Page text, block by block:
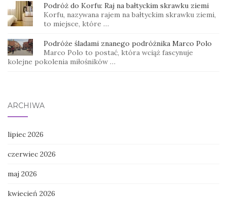
Podróż do Korfu: Raj na bałtyckim skrawku ziemi
Korfu, nazywana rajem na bałtyckim skrawku ziemi,
to miejsce, które …
Podróże śladami znanego podróżnika Marco Polo
Marco Polo to postać, która wciąż fascynuje
kolejne pokolenia miłośników …
ARCHIWA
lipiec 2026
czerwiec 2026
maj 2026
kwiecień 2026